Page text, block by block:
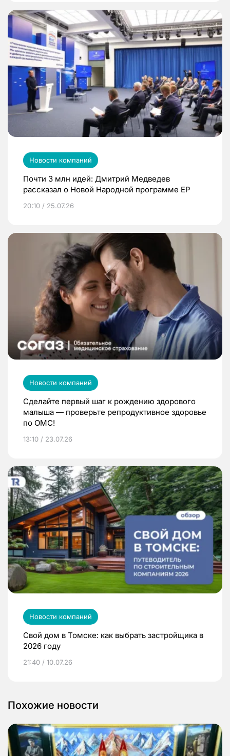
Новости компаний
Почти 3 млн идей: Дмитрий Медведев
рассказал о Новой Народной программе ЕР
20:10 / 25.07.26
Новости компаний
Сделайте первый шаг к рождению здорового
малыша — проверьте репродуктивное здоровье
по ОМС!
13:10 / 23.07.26
Новости компаний
Свой дом в Томске: как выбрать застройщика в
2026 году
21:40 / 10.07.26
Похожие новости